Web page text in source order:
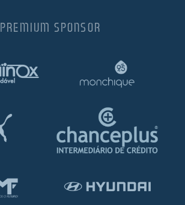
PREMIUM SPONSOR